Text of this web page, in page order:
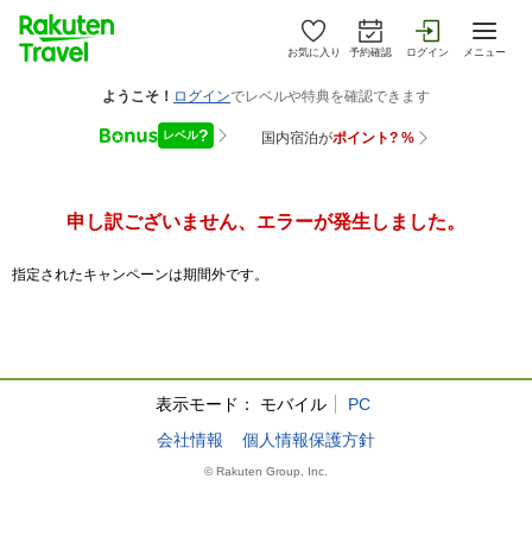
お気に入り 予約確認 ログイン メニュー
申し訳ございません、エラーが発生しました。
指定されたキャンペーンは期間外です。
表示モード： モバイル
PC
会社情報
個人情報保護方針
© Rakuten Group, Inc.